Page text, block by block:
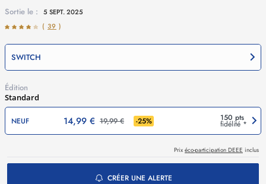
Sortie le :
5 SEPT. 2025
( 39 )
Édition
Standard
SWITCH
NEUF 14,99 € 19,99 € -25% 150 pts
fidélité *
Prix éco-participation DEEE inclus
CRÉER UNE ALERTE